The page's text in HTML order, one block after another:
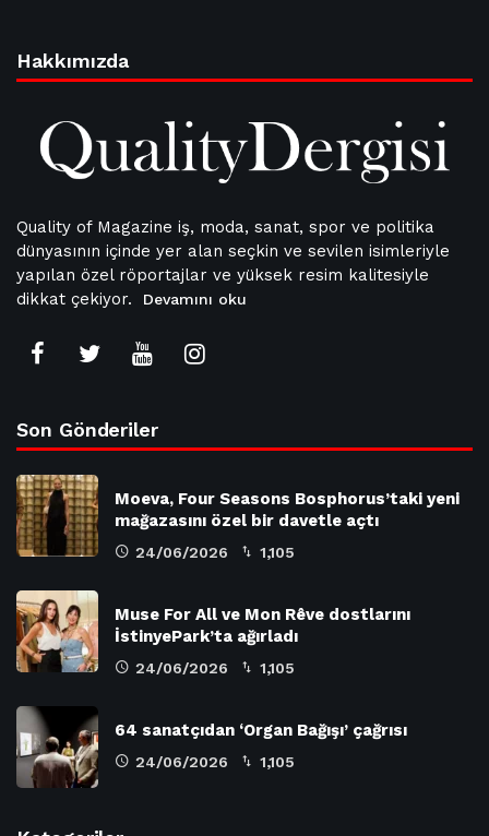
Hakkımızda
Quality of Magazine iş, moda, sanat, spor ve politika
dünyasının içinde yer alan seçkin ve sevilen isimleriyle
yapılan özel röportajlar ve yüksek resim kalitesiyle
dikkat çekiyor.
Devamını oku
Son Gönderiler
Moeva, Four Seasons Bosphorus’taki yeni
mağazasını özel bir davetle açtı
24/06/2026 1,105
Muse For All ve Mon Rêve dostlarını
İstinyePark’ta ağırladı
24/06/2026 1,105
64 sanatçıdan ‘Organ Bağışı’ çağrısı
24/06/2026 1,105